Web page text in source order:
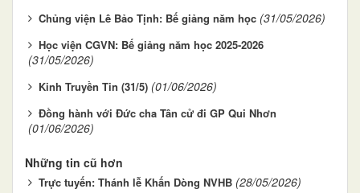
Chủng viện Lê Bảo Tịnh: Bế giảng năm học (31/05/2026)
Học viện CGVN: Bế giảng năm học 2025-2026
(31/05/2026)
Kinh Truyền Tin (31/5) (01/06/2026)
Đồng hành với Đức cha Tân cử đi GP Qui Nhơn
(01/06/2026)
Những tin cũ hơn
Trực tuyến: Thánh lễ Khấn Dòng NVHB (28/05/2026)